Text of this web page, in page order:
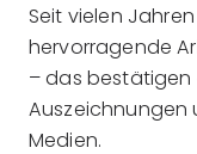
Seit vielen Jahren
hervorragende
– das
Auszeichnungen
Medien.